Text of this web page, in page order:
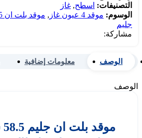
التصنيفات: اسطح, غاز
الوسوم: موقد 4 عيون غاز , موقد بلت ان 58.5 سم
جليم
مشاركة:
الوصف معلومات إضافية
الوصف